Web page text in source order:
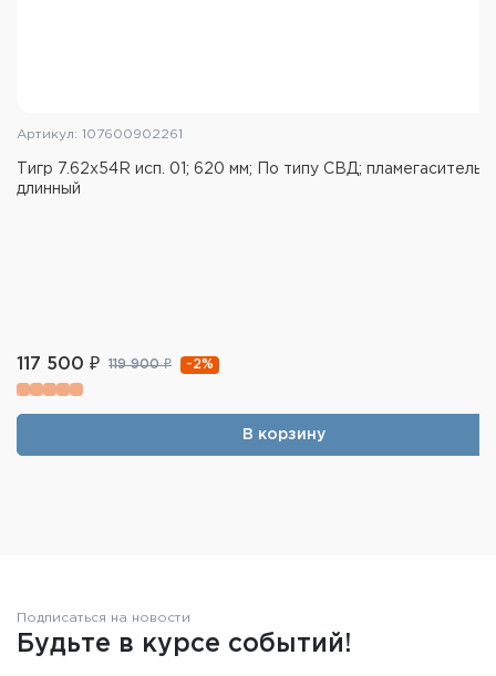
Артикул: 107600902261
Тигр 7.62x54R исп. 01; 620 мм; По типу СВД; пламегаситель
длинный
117 500 ₽ 119 900 ₽ -2%
В корзину
Подписаться на новости
Будьте в курсе событий!